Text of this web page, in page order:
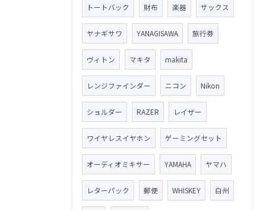
トートバック 財布 楽器 サックス
ヤナギサワ YANAGISAWA 旅行券
ヴィトン マキタ makita
レンジファインダー ニコン Nikon
ショルダー RAZER レイザー
ワイヤレスイヤホン ゲーミングセット
オーディオミキサー YAMAHA ヤマハ
レターパック 郵便 WHISKEY 白州